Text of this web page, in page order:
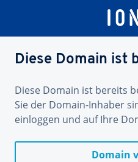
Diese Domain ist
Diese Domain ist bereits
Sie der Domain-Inhaber
einloggen und auf Ihre
Domain